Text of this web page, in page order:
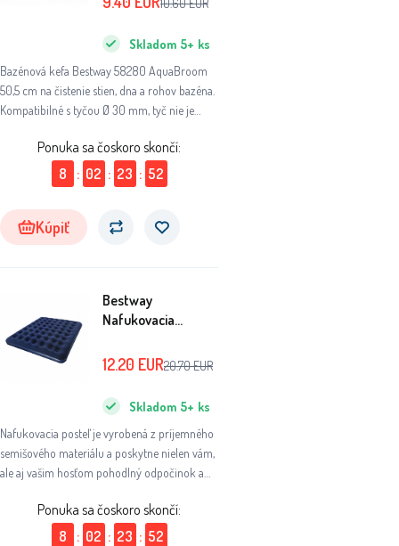
Bazénová kefa Bestway 58280 AquaBroom
50,5 cm na čistenie stien, dna a rohov bazéna.
Kompatibilné s tyčou Ø 30 mm, tyč nie je
Skladom 5+ ks
Ponuka sa čoskoro skončí:
8
: 02 : 23 : 51
Kúpiť
Bestway
Nafukovacia
191x137x22 cm
Nafukovacia posteľ je vyrobená z príjemného
semišového materiálu a poskytne nielen vám,
ale aj vašim hosťom pohodlný odpočinok a
Skladom 5+ ks
12.20 EUR20.70EUR
Ponuka sa čoskoro skončí:
8
: 02 : 23 : 51